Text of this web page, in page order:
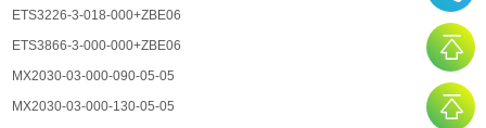
ETS3226-3-018-000+ZBE06
ETS3866-3-000-000+ZBE06
MX2030-03-000-090-05-05
MX2030-03-000-130-05-05